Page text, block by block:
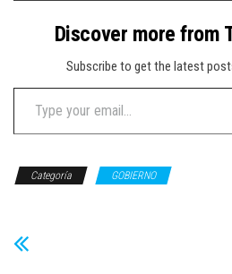
Discover more from
Subscribe to get the latest
Type your email…
Categoría GOBIERNO